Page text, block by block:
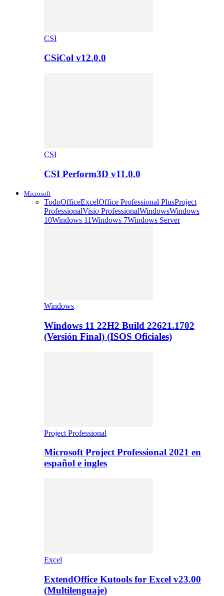
CSI
CSiCol v12.0.0
CSI
CSI Perform3D v11.0.0
Microsoft
TodoOfficeExcelOffice Professional PlusProject
ProfessionalVisio ProfessionalWindowsWindows
10Windows 11Windows 7Windows Server
Windows
Windows 11 22H2 Build 22621.1702
(Versión Final) (ISOS Oficiales)
Project Professional
Microsoft Project Professional 2021 en
español e ingles
Excel
ExtendOffice Kutools for Excel v23.00
(Multilenguaje)